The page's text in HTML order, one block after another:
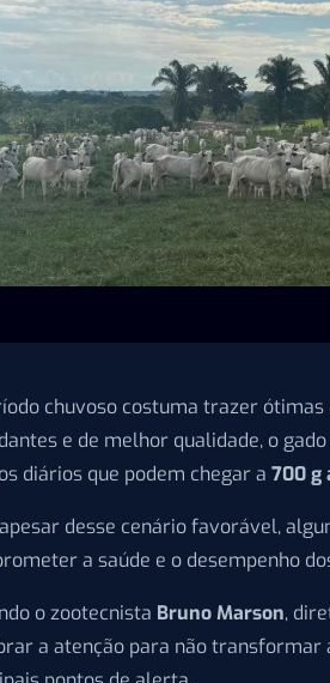
chuvoso costuma trazer
e de melhor qualidade, o
diários que podem chegar a 700 g
desse cenário favorável,
a saúde e o desempenho
o zootecnista Bruno Marson,
a atenção para não transformar